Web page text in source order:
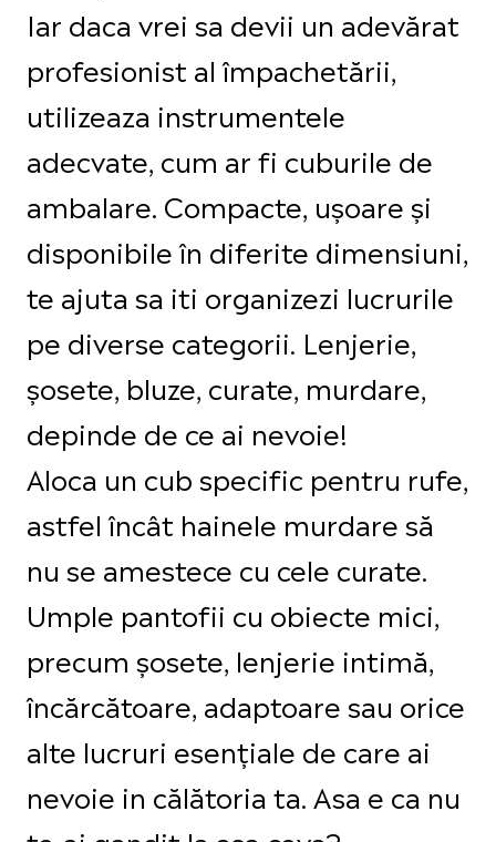
Iar daca vrei sa devii un adevărat
profesionist al împachetării,
utilizeaza instrumentele
adecvate, cum ar fi cuburile de
ambalare. Compacte, ușoare și
disponibile în diferite dimensiuni,
te ajuta sa iti organizezi lucrurile
pe diverse categorii. Lenjerie,
șosete, bluze, curate, murdare,
depinde de ce ai nevoie!
Aloca un cub specific pentru rufe,
astfel încât hainele murdare să
nu se amestece cu cele curate.
Umple pantofii cu obiecte mici,
precum șosete, lenjerie intimă,
încărcătoare, adaptoare sau orice
alte lucruri esențiale de care ai
nevoie in călătoria ta. Asa e ca nu